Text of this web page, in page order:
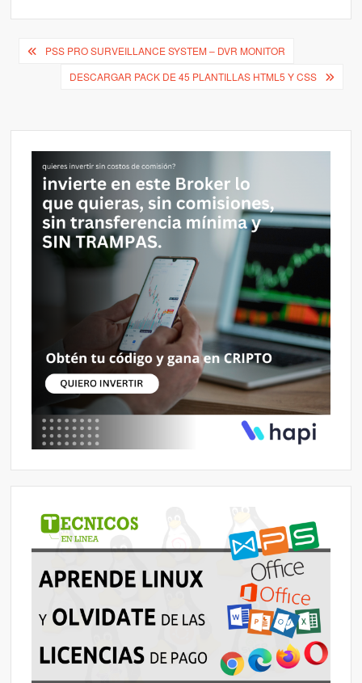
Navegación
PSS PRO SURVEILLANCE SYSTEM – DVR MONITOR
DESCARGAR PACK DE 45 PLANTILLAS HTML5 Y CSS